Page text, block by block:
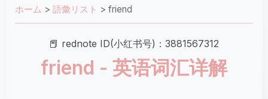
ホーム > 語彙リスト > friend
📕 rednote ID(小红书号)：3881567312
friend - 英语词汇详解